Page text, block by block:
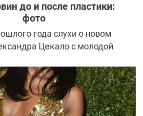
до и после пластики:
фото
года слухи о новом
Цекало с молодой
светской хроники. В Сети
информация, что пара
свои отношения. Кто
которая так стремительно